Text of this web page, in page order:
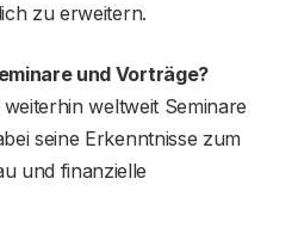
zu erweitern.
und Vorträge?
weltweit Seminare
seine Erkenntnisse zum
und finanzielle